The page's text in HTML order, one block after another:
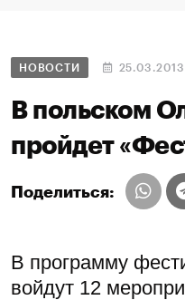
НОВОСТИ 25.03.2013
В польском
пройдет
Поделиться:
В программу
войдут 12